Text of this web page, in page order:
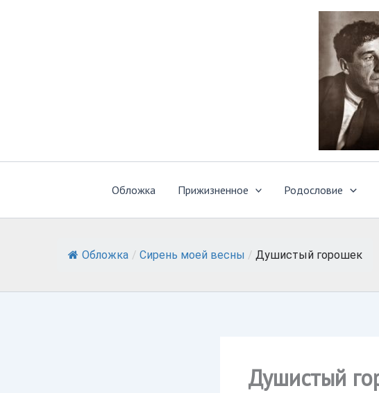
Обложка Прижизненное Родословие
Обложка / Сирень моей весны / Душистый горошек
Душистый